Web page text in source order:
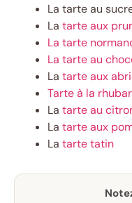
La tarte au
La tarte aux
La tarte
La tarte au
La tarte aux
Tarte à la
La tarte au
La tarte aux
La tarte tatin